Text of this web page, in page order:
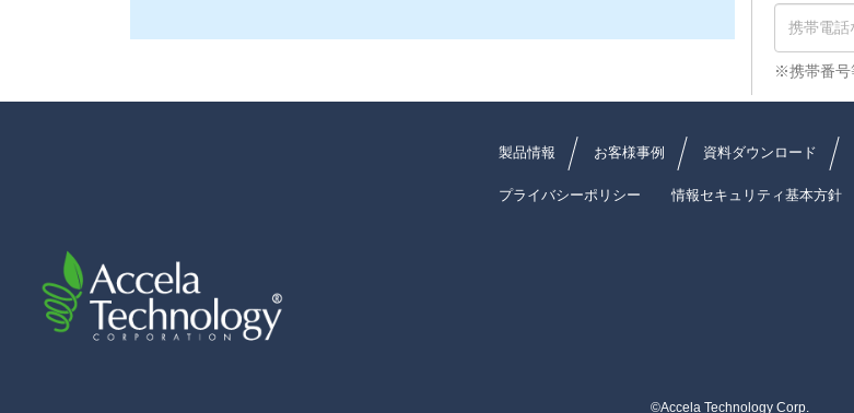
製品情報 お客様事例 資料ダウンロード
プライバシーポリシー 情報セキュリティ基本方針
©Accela Technology Corp.